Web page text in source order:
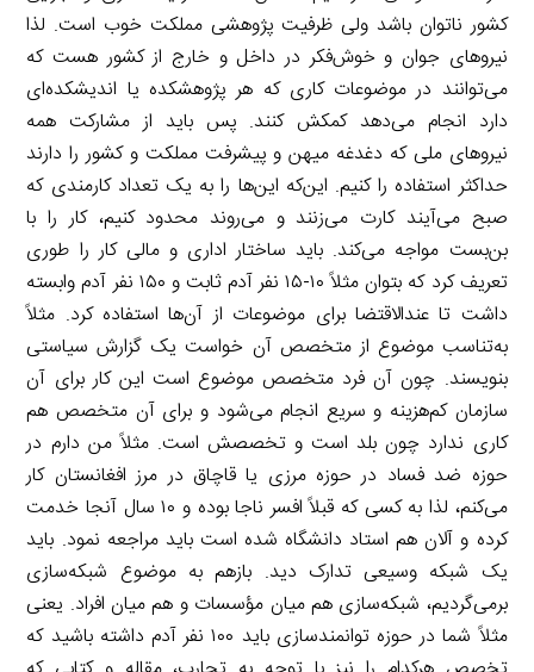
کشور ناتوان باشد ولی ظرفیت پژوهشی مملکت خوب است. لذا
نیروهای جوان و خوش‌فکر در داخل و خارج از کشور هست که
می‌توانند در موضوعات کاری که هر پژوهشکده یا اندیشکده‌ای
دارد انجام می‌دهد کمکش کنند. پس باید از مشارکت همه
نیروهای ملی که دغدغه میهن و پیشرفت مملکت و کشور را دارند
حداکثر استفاده را کنیم. این‌که این‌ها را به یک تعداد کارمندی که
صبح می‌آیند کارت می‌زنند و می‌روند محدود کنیم، کار را با
بن‌بست مواجه می‌کند. باید ساختار اداری و مالی کار را طوری
تعریف کرد که بتوان مثلاً ۱۰-۱۵ نفر آدم ثابت و ۱۵۰ نفر آدم وابسته
داشت تا عندالاقتضا برای موضوعات از آن‌ها استفاده کرد. مثلاً
به‌تناسب موضوع از متخصص آن خواست یک گزارش سیاستی
بنویسند. چون آن فرد متخصص موضوع است این کار برای آن
سازمان کم‌هزینه و سریع انجام می‌شود و برای آن متخصص هم
کاری ندارد چون بلد است و تخصصش است. مثلاً من دارم در
حوزه ضد فساد در حوزه مرزی یا قاچاق در مرز افغانستان کار
می‌کنم، لذا به کسی که قبلاً افسر ناجا بوده و ۱۰ سال آنجا خدمت
کرده و آلان هم استاد دانشگاه شده است باید مراجعه نمود. باید
یک شبکه وسیعی تدارک دید. بازهم به موضوع شبکه‌سازی
برمی‌گردیم، شبکه‌سازی هم میان مؤسسات و هم میان افراد. یعنی
مثلاً شما در حوزه توانمندسازی باید ۱۰۰ نفر آدم داشته باشید که